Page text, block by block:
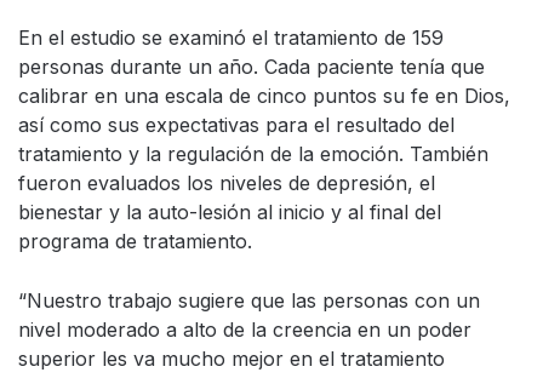
En el estudio se examinó el tratamiento de 159
personas durante un año. Cada paciente tenía que
calibrar en una escala de cinco puntos su fe en Dios,
así como sus expectativas para el resultado del
tratamiento y la regulación de la emoción. También
fueron evaluados los niveles de depresión, el
bienestar y la auto-lesión al inicio y al final del
programa de tratamiento.
“Nuestro trabajo sugiere que las personas con un
nivel moderado a alto de la creencia en un poder
superior les va mucho mejor en el tratamiento